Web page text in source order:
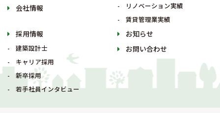
会社情報
リノベーション実績
賃貸管理業実績
採用情報
建築設計士
キャリア採用
新卒採用
若手社員インタビュー
お知らせ
お問い合わせ